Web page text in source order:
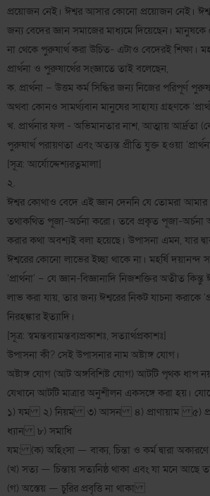
প্রয়োজন নেই। ঈশ্বর আসার কোনো প্রয়োজন নেই।
জন্য বেদের জ্ঞান সমাজের মাধ্যমে দিয়েছেন।
না থেকে পুরুষার্থ করা উচিত- এটাও বেদেরই শিক্ষা।
প্রার্থনা ও পুরুষার্থের সংজ্ঞাতে তাই বলেছেন,
ক. প্রার্থনা – উত্তম কর্ম সিদ্ধির জন্য নিজের পরিপূর্ণ
অথবা কোনও সামর্থ্যবান মানুষের সাহায্য গ্রহণকে
খ. প্রার্থনার ফল - অভিমানতার নাশ, আত্মায় আর্দ্রতা
পুরুষার্থ পরায়ণতা এবং অত্যন্ত প্রীতি যুক্ত হওয়া
[সূত্র: আর্যোদ্দেশ্যরত্নমালা]
২.
ঈশ্বর কোথাও বেদে এই জ্ঞান দেননি যে তোমরা আমার
তথাকথিত পূজা-অর্চনা করো। তবে প্রকৃত পূজা-অর্চনা
করার কথা অবশ্যই বলা হয়েছে। উপাসনা এমন, যার
ঈশ্বরের কোনো লাভের ইচ্ছা থাকে না। মহর্ষি দয়ানন্দ
‘প্রার্থনা’ – যে জ্ঞান-বিজ্ঞানাদি নিজশক্তির অতীত
লাভ করা যায়, তার জন্য ঈশ্বরের নিকট যাচনা করাকে
নিরহঙ্কার ইত্যাদি।
[সূত্র: স্বমন্তব্যামন্তব্যপ্রকাশঃ, সত্যার্থপ্রকাশঃ]
উপাসনা কী? সেই উপাসনার নাম অষ্টাঙ্গ যোগ।
অষ্টাঙ্গ যোগ (আট অঙ্গবিশিষ্ট যোগ) আটটি পৃথক ধাপ
যেখানে আটটি মাত্রার অনুশীলন একসঙ্গে করা হয়।
১) যম ২) নিয়ম ৩) আসন ৪) প্রাণায়াম ৫)
ধ্যান ৮) সমাধি
যম: (ক) অহিংসা — বাক্য, চিন্তা ও কর্ম দ্বারা
(খ) সত্য — চিন্তায় সত্যনিষ্ঠ থাকা এবং যা মনে
(গ) অস্তেয় — চুরির প্রবৃত্তি না থাকা